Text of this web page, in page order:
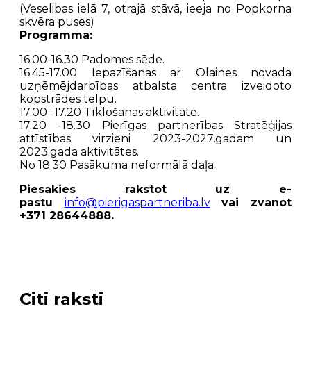
(Veselibas ielā 7, otrajā stāvā, ieeja no Popkorna
skvēra puses)
Programma:
16.00-16.30 Padomes sēde.
16.45-17.00 Iepazīšanas ar Olaines novada
uzņēmējdarbības atbalsta centra izveidoto
kopstrādes telpu.
17.00 -17.20 Tīklošanas aktivitāte.
17.20 -18.30 Pierīgas partnerības Stratēģijas
attīstības virzieni 2023-2027.gadam un
2023.gada aktivitātes.
No 18.30 Pasākuma neformālā daļa.
Piesakies rakstot uz e-
pastu info@pierigaspartneriba.lvvai zvanot
+371 28644888.
Citi raksti